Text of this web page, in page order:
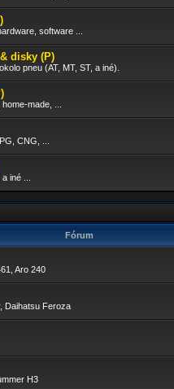
software ...
disky (P)
pneu (AT, MT, ST, a iné).
made, ...
CNG, ...
iné ...
Fórum
Aro 240
Daihatsu Feroza
H3